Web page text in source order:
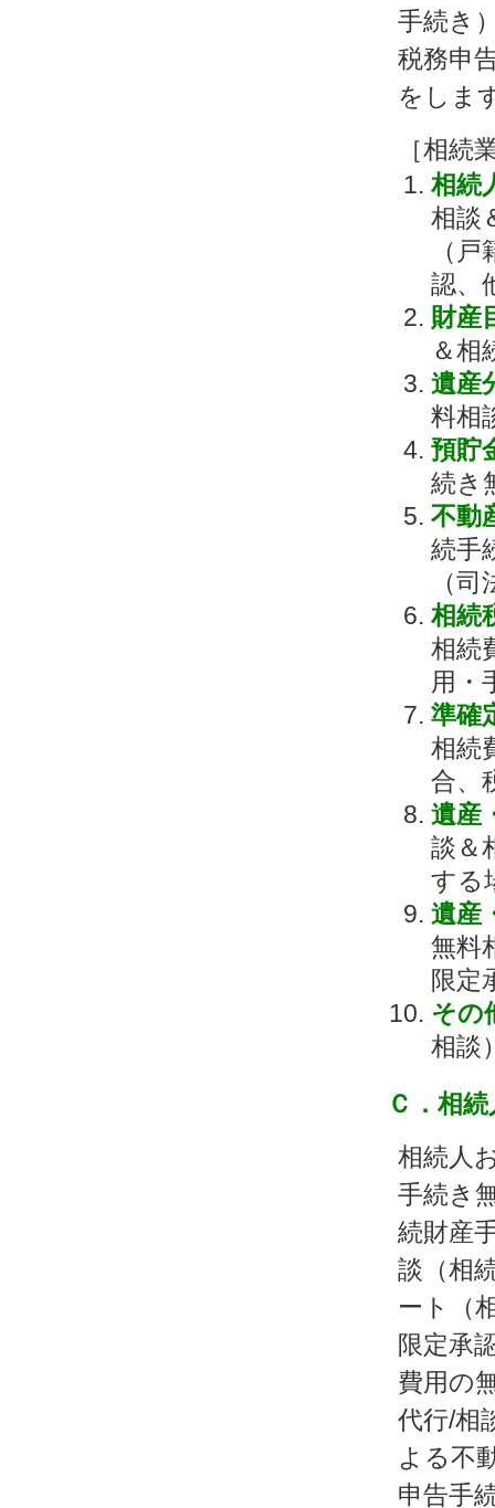
手続き
税務申
をしま
［相続
相続
相談
（
認、
財産
＆相
遺産
料相
預貯
続き
不動
続手
（
相続
相続
用・
準確
相続
合、
遺産
談＆
する
遺産
無料
限定
その
相談
Ｃ．相
相続人
手続き
続財産
談（相
ート（
限定承
費用の
代行/相
よる不
申告手